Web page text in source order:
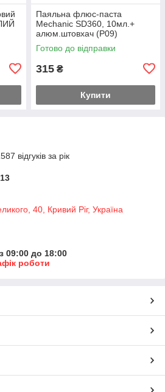
Паяльна флюс-паста
Mechanic SD360, 10мл.+
алюм.штовхач (Р09)
Готово до відправки
315 ₴
Купити
відгуків за рік
40, Кривий Ріг, Україна
09:00 до 18:00
роботи